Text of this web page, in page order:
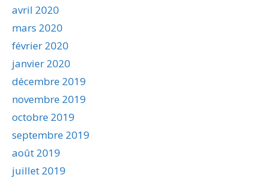
avril 2020
mars 2020
février 2020
janvier 2020
décembre 2019
novembre 2019
octobre 2019
septembre 2019
août 2019
juillet 2019